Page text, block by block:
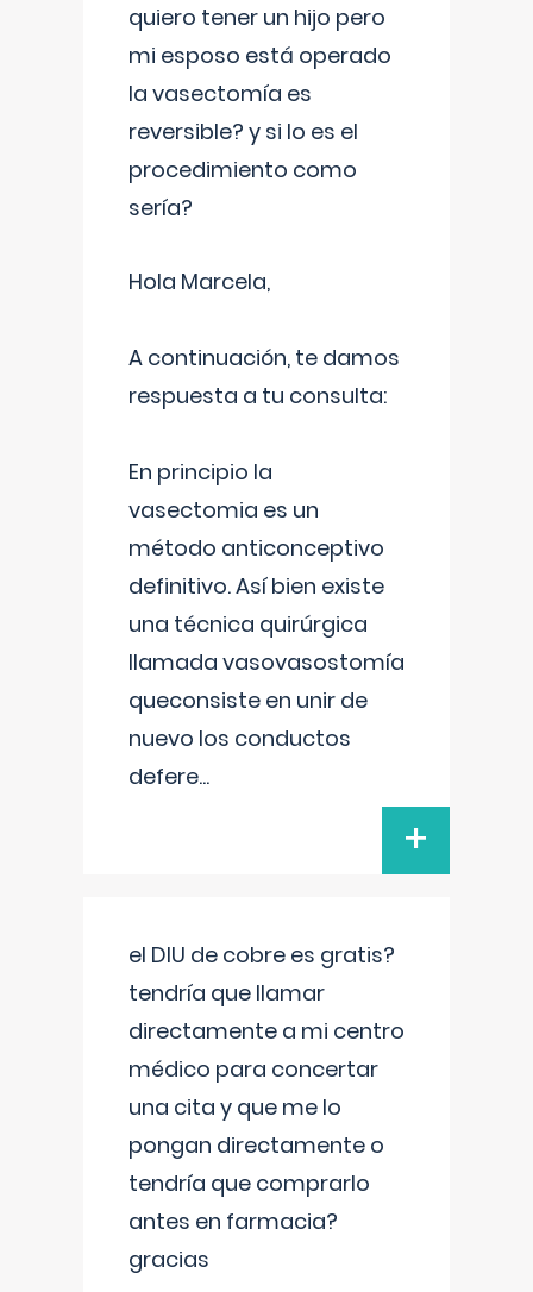
quiero tener un hijo pero
mi esposo está operado
la vasectomía es
reversible? y si lo es el
procedimiento como
sería?
Hola Marcela,
A continuación, te damos
respuesta a tu consulta:
En principio la
vasectomia es un
método anticonceptivo
definitivo. Así bien existe
una técnica quirúrgica
llamada vasovasostomía
queconsiste en unir de
nuevo los conductos
defere...
+
el DIU de cobre es gratis?
tendría que llamar
directamente a mi centro
médico para concertar
una cita y que me lo
pongan directamente o
tendría que comprarlo
antes en farmacia?
gracias